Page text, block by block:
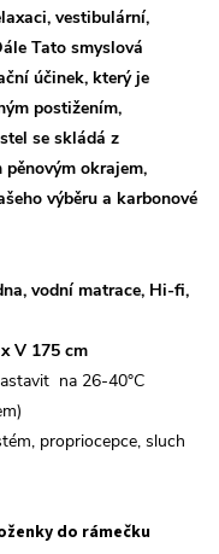
vestibulární,
Tato smyslová
účinek, který je
postižením,
se skládá z
okrajem,
výběru a karbonové
vodní matrace, Hi-fi,
V 175 cm
na 26-40°C
propriocepce, sluch
do rámečku